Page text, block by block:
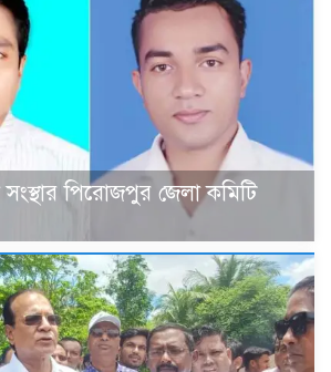
সংস্থার পিরোজপুর জেলা কমিটি